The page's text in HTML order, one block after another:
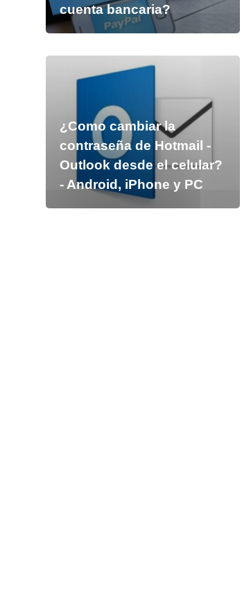
cuenta bancaria?
¿Como cambiar la
contraseña de Hotmail -
Outlook desde el celular?
- Android, iPhone y PC